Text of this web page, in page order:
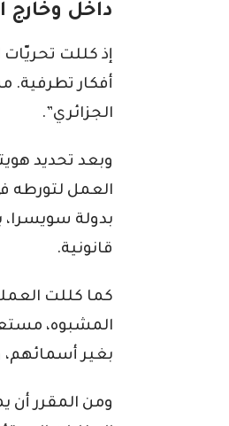
داخل وخارج
إذ كللت
أفكار تطرفية.
الجزائري”.
وبعد تحديد
العمل لتورطه
بدولة سويسرا،
قانونية.
المشبوه،
بغير أسمائهم،
ومن المقرر أن